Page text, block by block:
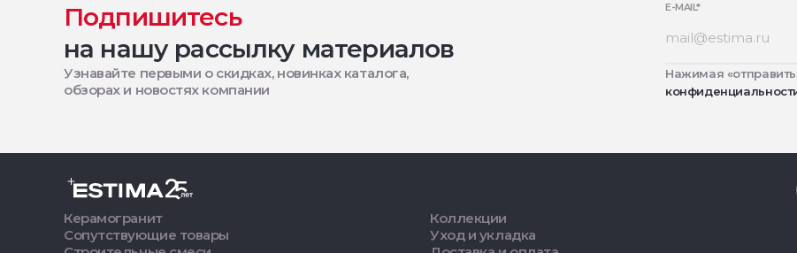
Подпишитесь
на нашу рассылку материалов
Узнавайте первыми о скидках, новинках каталога,
обзорах и новостях компании
E-MAIL*
Нажимая
Керамогранит
Сопутствующие товары
Коллекции
Уход и укладка